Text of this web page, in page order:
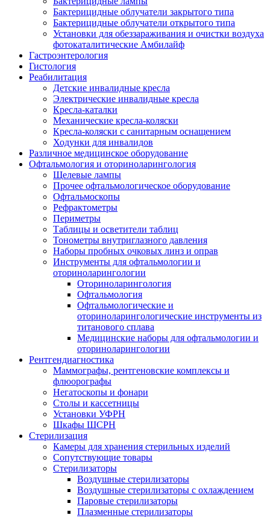
Бактерицидные облучатели закрытого типа
Бактерицидные облучатели открытого типа
Установки для обеззараживания и очистки воздуха
фотокаталитические Амбилайф
Гастроэнтерология
Гистология
Реабилитация
Детские инвалидные кресла
Электрические инвалидные кресла
Кресла-каталки
Механические кресла-коляски
Кресла-коляски с санитарным оснащением
Ходунки для инвалидов
Различное медицинское оборудование
Офтальмология и оториноларингология
Щелевые лампы
Прочее офтальмологическое оборудование
Офтальмоскопы
Рефрактометры
Периметры
Таблицы и осветители таблиц
Тонометры внутриглазного давления
Наборы пробных очковых линз и оправ
Инструменты для офтальмологии и
оториноларингологии
Оториноларингология
Офтальмология
Офтальмологические и
оториноларингологические инструменты из
титанового сплава
Медицинские наборы для офтальмологии и
оториноларингологии
Рентгендиагностика
Маммографы, рентгеновские комплексы и
флюорографы
Негатоскопы и фонари
Столы и кассетницы
Установки УФРН
Шкафы ШСРН
Стерилизация
Камеры для хранения стерильных изделий
Сопутствующие товары
Стерилизаторы
Воздушные стерилизаторы
Воздушные стерилизаторы с охлаждением
Паровые стерилизаторы
Плазменные стерилизаторы